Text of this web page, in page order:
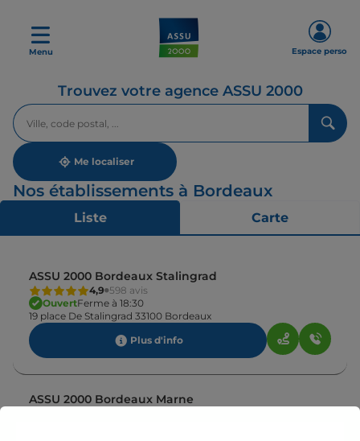
Menu Espace perso
Trouvez votre agence ASSU 2000
Veuillez
renseigner
une
adresse
Me localiser
Nos établissements à Bordeaux
Liste Carte
ASSU 2000 Bordeaux Stalingrad
4,9 598 avis
OuvertFerme à 18:30
19 place De Stalingrad 33100 Bordeaux
Plus d'info
ASSU 2000 Bordeaux Marne